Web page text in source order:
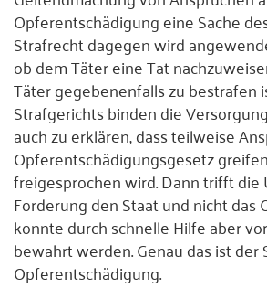
Opferentschädigung eine Sache
Strafrecht dagegen wird
ob dem Täter eine Tat
Täter gegebenenfalls zu bestrafen
Strafgerichts binden die
auch zu erklären, dass teilweise
Opferentschädigungsgesetz
freigesprochen wird. Dann trifft
Forderung den Staat und nicht das
konnte durch schnelle Hilfe aber
bewahrt werden. Genau das ist der
Opferentschädigung.